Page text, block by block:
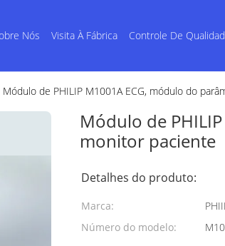
Nós Visita À Fábrica Controle De
Módulo de PHILIP M1001A ECG, módulo do
Módulo de
monitor paciente
Detalhes do produto:
Marca:
Número do modelo: